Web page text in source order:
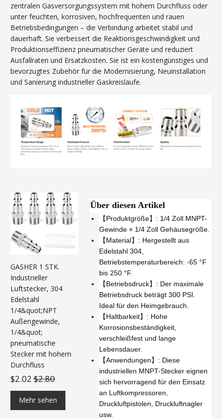
zentralen Gasversorgungssystem mit hohem Durchfluss oder
unter feuchten, korrosiven, hochfrequenten und rauen
Betriebsbedingungen – die Verbindung arbeitet stabil und
dauerhaft. Sie verbessert die Reaktionsgeschwindigkeit und
Produktionseffizienz pneumatischer Geräte und reduziert
Ausfallraten und Ersatzkosten. Sie ist ein kostengünstiges und
bevorzugtes Zubehör für die Modernisierung, Neuinstallation
und Sanierung industrieller Gaskreisläufe.
GASHER 1 STK.
Industrieller
Luftstecker, 304
Edelstahl
1/4&quot;NPT
Außengewinde,
1/4&quot;
pneumatische
Stecker mit hohem
Durchfluss
$2.02 $2.80
Mehr sehen
Über diesen Artikel
【Produktgröße】: 1/4 Zoll MNPT-
Gewinde × 1/4 Zoll Gehäusegröße.
【Material】: Hergestellt aus
Edelstahl 304,
Betriebstemperaturbereich: -65 °F
bis 250 °F.
【Betriebsdruck】: Der maximale
Betriebsdruck beträgt 300 PSI.
Ideal für den Heimgebrauch.
【Haltbarkeit】: Hohe
Korrosionsbeständigkeit,
verschleißfest und lange
Lebensdauer.
【Anwendungen】: Diese
industriellen MNPT-Stecker eignen
sich hervorragend für den Einsatz
an Luftkompressoren,
Druckluftpistolen, Druckluftnagler
usw.